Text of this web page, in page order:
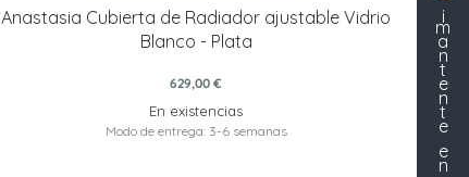
Anastasia Cubierta de Radiador ajustable Vidrio
Blanco - Plata
629,00 €
En existencias
Modo de entrega: 3-6 semanas
¡
m
a
n
t
e
n
t
e
e
n